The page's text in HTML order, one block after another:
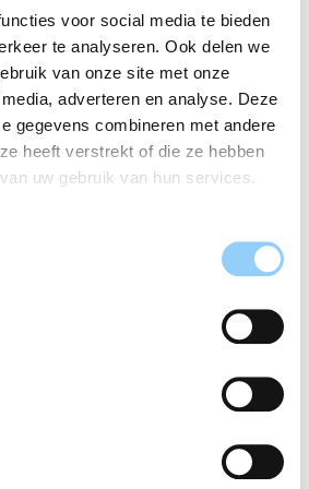
voor social media te bieden
te analyseren. Ook delen we
van onze site met onze
adverteren en analyse. Deze
gegevens combineren met andere
heeft verstrekt of die ze hebben
uw gebruik van hun services.
doeltreffende
je de spray ook met een gerust
keuken en slaapkamer. Denk
keukenkastjes, tafels,
oppervlakken die snel een
gebruiken. Overal waar je een